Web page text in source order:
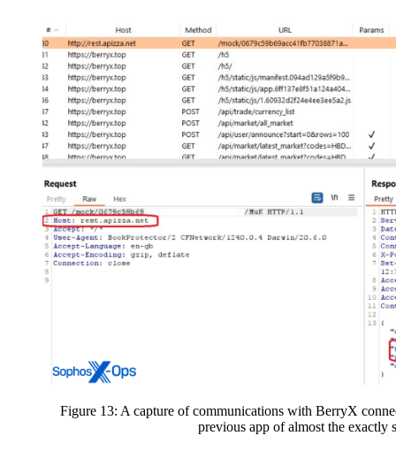
Figure 13: A capture of communications with BerryX
previous app of almost the exactly